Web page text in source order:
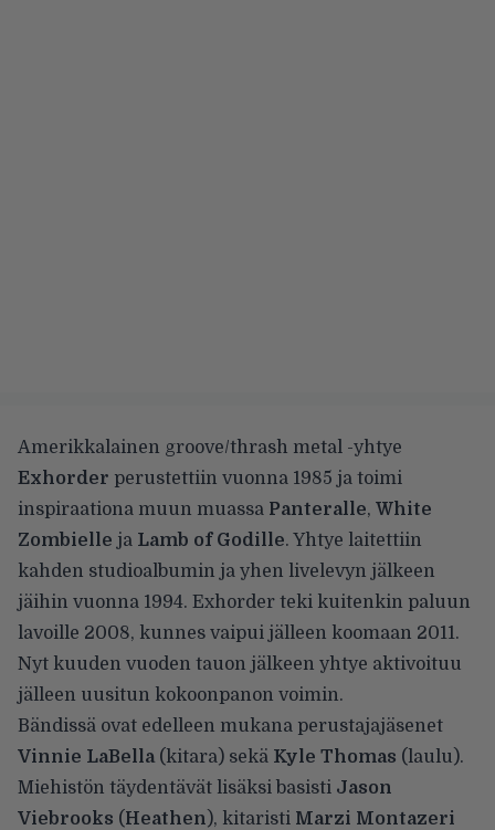
Amerikkalainen groove/thrash metal -yhtye
Exhorder perustettiin vuonna 1985 ja toimi
inspiraationa muun muassa Panteralle, White
Zombielle ja Lamb of Godille. Yhtye laitettiin
kahden studioalbumin ja yhen livelevyn jälkeen
jäihin vuonna 1994. Exhorder teki kuitenkin paluun
lavoille 2008, kunnes vaipui jälleen koomaan 2011.
Nyt kuuden vuoden tauon jälkeen yhtye aktivoituu
jälleen uusitun kokoonpanon voimin.
Bändissä ovat edelleen mukana perustajajäsenet
Vinnie LaBella(kitara) sekä Kyle Thomas (laulu).
Miehistön täydentävät lisäksi basisti Jason
Viebrooks (Heathen), kitaristi Marzi Montazeri